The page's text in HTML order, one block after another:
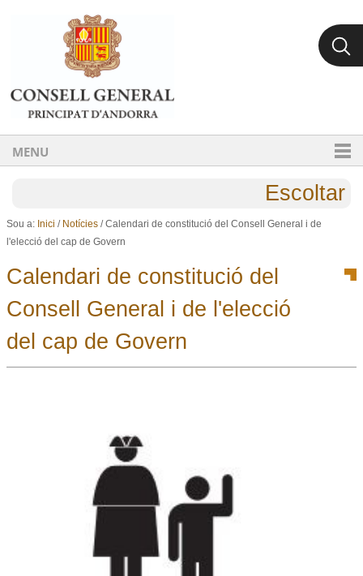
Ves al contingut.
Salta a la navegació
MENU
Escoltar
Sou a: Inici / Notícies /Calendari de constitució del Consell General i de
l'elecció del cap de Govern
Calendari de constitució del
Consell General i de l'elecció
del cap de Govern